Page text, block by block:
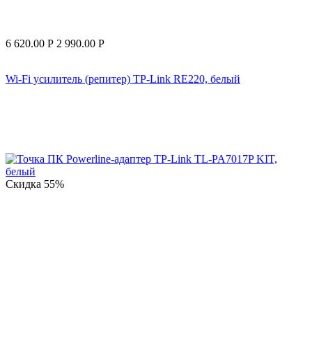
6 620.00 Р 2 990.00 Р
Wi-Fi усилитель (репитер) TP-Link RE220, белый
Скидка 55%